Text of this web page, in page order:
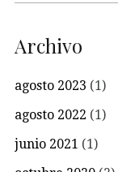
Archivo
agosto 2023 (1)
agosto 2022 (1)
junio 2021 (1)